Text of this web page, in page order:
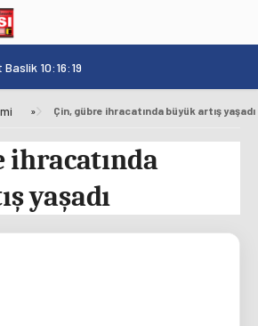
Baslik 10:16:19
» Çin, gübre ihracatında büyük artış yaşadı
ihracatında
yaşadı